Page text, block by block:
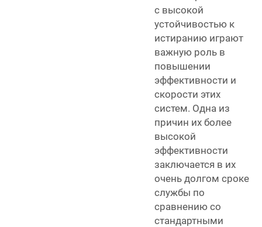
с высокой
устойчивостью к
истиранию играют
важную роль в
повышении
эффективности и
скорости этих
систем. Одна из
причин их более
высокой
эффективности
заключается в их
очень долгом сроке
службы по
сравнению со
стандартными